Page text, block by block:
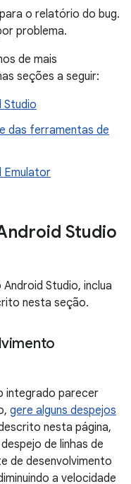
o relatório do bug.
problema.
de mais
seções a seguir:
Studio
das ferramentas de
Emulator
Studio
Studio, inclua
nesta seção.
integrado parecer
gere alguns despejos
nesta página,
de linhas de
de desenvolvimento
a velocidade